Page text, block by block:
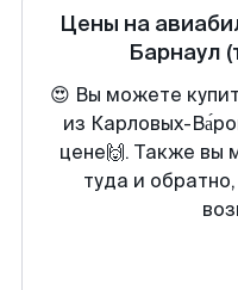
Цены на
Барнаул
😍 Вы можете
из Карловых-
цене🙌. Также вы
туда и